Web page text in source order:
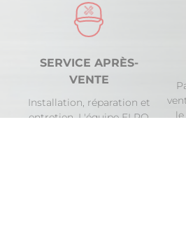
SERVICE APRÈS-
VENTE
Installation, réparation et
entretien. L'équipe ELRO
le